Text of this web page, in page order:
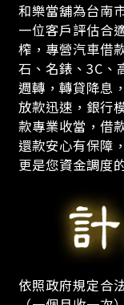
和樂當舖為台南
一位客戶評估合
榨，專營汽車借
石、名錶、3C、
週轉，轉貸降息
放款迅速，銀行
款專業收當，借
還款安心有保障
更是您資金調度
依照政府規定合